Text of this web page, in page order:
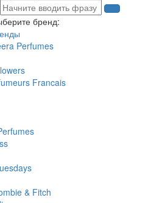
бренд:
Perfumes
Francais
& Fitch